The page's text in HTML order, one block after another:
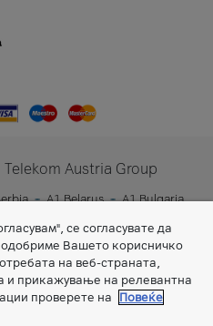
Telekom Austria Group
A1 Belarus
A1 Bulgaria
A1 Digital
се согласувате да
Вашето корисничко
на веб-страната,
и прикажување на релевантна
проверете на
Повеќе